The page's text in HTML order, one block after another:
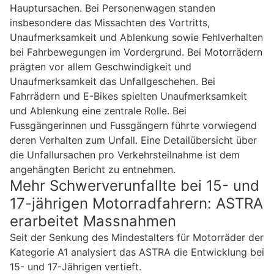
Hauptursachen. Bei Personenwagen standen
insbesondere das Missachten des Vortritts,
Unaufmerksamkeit und Ablenkung sowie Fehlverhalten
bei Fahrbewegungen im Vordergrund. Bei Motorrädern
prägten vor allem Geschwindigkeit und
Unaufmerksamkeit das Unfallgeschehen. Bei
Fahrrädern und E-Bikes spielten Unaufmerksamkeit
und Ablenkung eine zentrale Rolle. Bei
Fussgängerinnen und Fussgängern führte vorwiegend
deren Verhalten zum Unfall. Eine Detailübersicht über
die Unfallursachen pro Verkehrsteilnahme ist dem
angehängten Bericht zu entnehmen.
Mehr Schwerverunfallte bei 15- und
17-jährigen Motorradfahrern: ASTRA
erarbeitet Massnahmen
Seit der Senkung des Mindestalters für Motorräder der
Kategorie A1 analysiert das ASTRA die Entwicklung bei
15- und 17-Jährigen vertieft.